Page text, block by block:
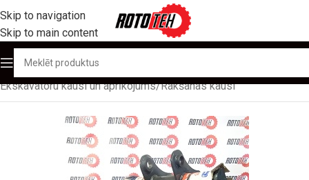
Skip to navigation
Skip to main content
Sākums/Produktu katalogs
Ekskavatoru kausi un aprīkojums/Rakšanas kausi